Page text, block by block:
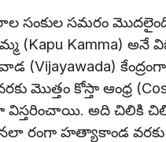
సంకుల సమరం
(Kapu Kamma) అనే
(Vijayawada)
మొత్తం కోస్తా ఆంధ్ర
విస్తరించాయి. అది చిలికి
రంగా హత్యాకాండ వరకు